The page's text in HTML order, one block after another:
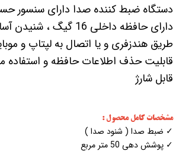
دستگاه ضبط کننده صدا دارای سنسور
دارای حافظه داخلی 16 گیگ
طریق هندزفری و یا اتصال به لپتاپ و
قابلیت حذف اطلاعات حافظه و استفاده
قابل شارژ
مشخصات کامل محصول :
✓ ضبط صدا ( شنود صدا )
✓ پوشش دهی 50 متر مربع